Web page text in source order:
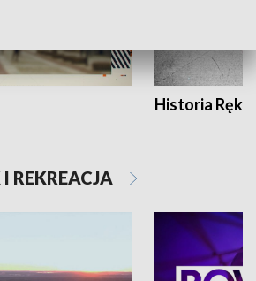
Historia Ręką
REKREACJA